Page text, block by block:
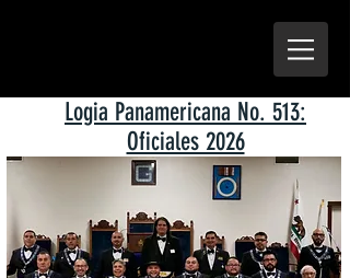
Logia Panamericana No. 513:
Oficiales 2026